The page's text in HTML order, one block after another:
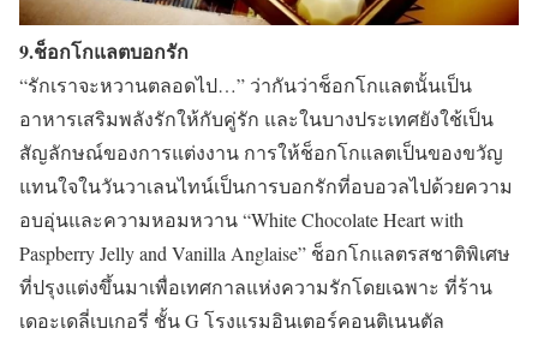
9.ช็อกโกแลตบอกรัก
“รักเราจะหวานตลอดไป…” ว่ากันว่าช็อกโกแลตนั้นเป็น
อาหารเสริมพลังรักให้กับคู่รัก และในบางประเทศยังใช้เป็น
สัญลักษณ์ของการแต่งงาน การให้ช็อกโกแลตเป็นของขวัญ
แทนใจในวันวาเลนไทน์เป็นการบอกรักที่อบอวลไปด้วยความ
อบอุ่นและความหอมหวาน “White Chocolate Heart with
Paspberry Jelly and Vanilla Anglaise” ช็อกโกแลตรสชาติพิเศษ
ที่ปรุงแต่งขึ้นมาเพื่อเทศกาลแห่งความรักโดยเฉพาะ ที่ร้าน
เดอะเดลี่เบเกอรี่ ชั้น G โรงแรมอินเตอร์คอนติเนนตัล